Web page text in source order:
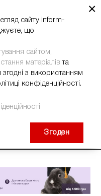
×
сайту inform-
що
сайтом,
матеріалів та
згодні з використанням
конфіденційності.
Згоден